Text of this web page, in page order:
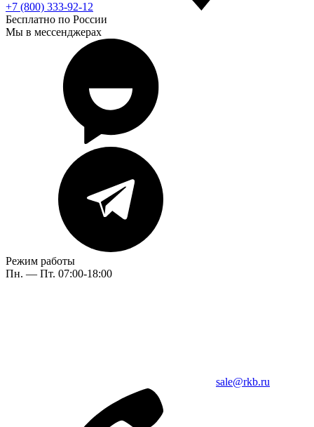
+7 (800) 333-92-12
Бесплатно по России
Мы в мессенджерах
Режим работы
Пн. — Пт. 07:00-18:00
sale@rkb.ru